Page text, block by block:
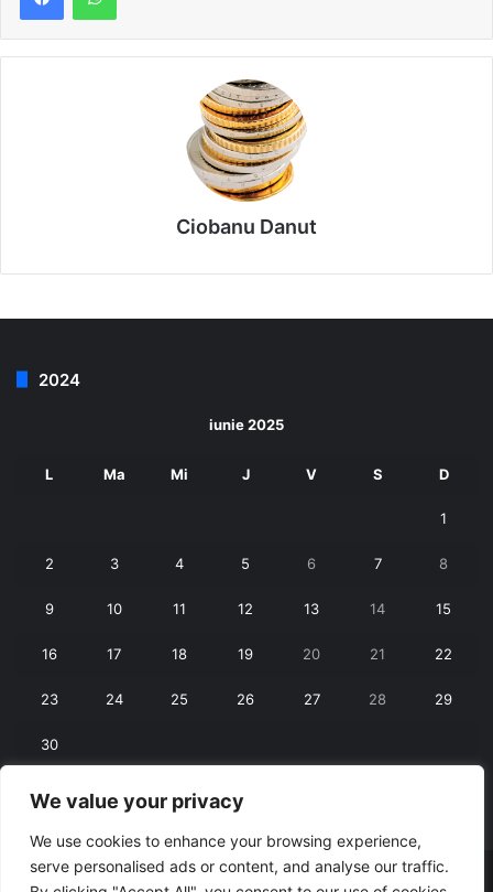
We value your privacy
We use cookies to enhance your browsing experience,
serve personalised ads or content, and analyse our traffic.
Ciobanu Danut
2024
iunie 2025
L Ma Mi J V S D
1
2 3 4 5 6 7 8
9 10 11 12 13 14 15
16 17 18 19 20 21 22
23 24 25 26 27 28 29
30
« mai iul. »